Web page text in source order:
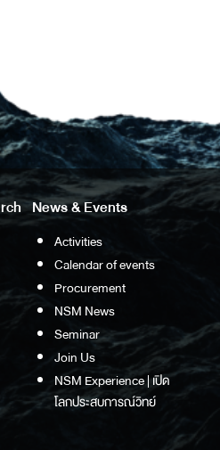
News & Events
Activities
Calendar of events
Procurement
NSM News
Seminar
Join Us
NSM Experience | เปิด
โลกประสบการณ์วิทย์